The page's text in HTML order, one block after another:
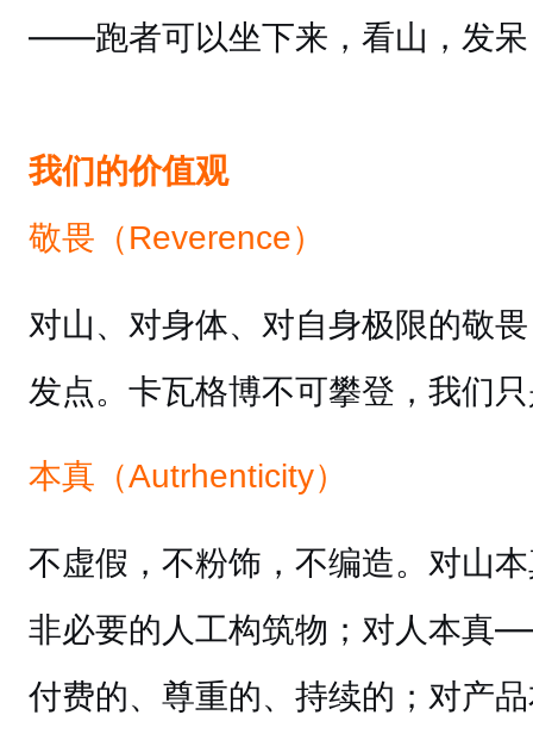
——跑者可以坐下来，看山，发呆
我们的价值观
敬畏（Reverence）
对山、对身体、对自身极限的敬
发点。卡瓦格博不可攀登，我们
本真（Autrhenticity）
不虚假，不粉饰，不编造。对山
非必要的人工构筑物；对人本真
付费的、尊重的、持续的；对产